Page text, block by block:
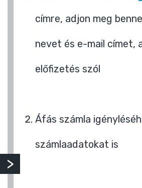
címre, adjon meg
nevet és e-mail címet,
előfizetés szól
Áfás számla
számlaadatokat is